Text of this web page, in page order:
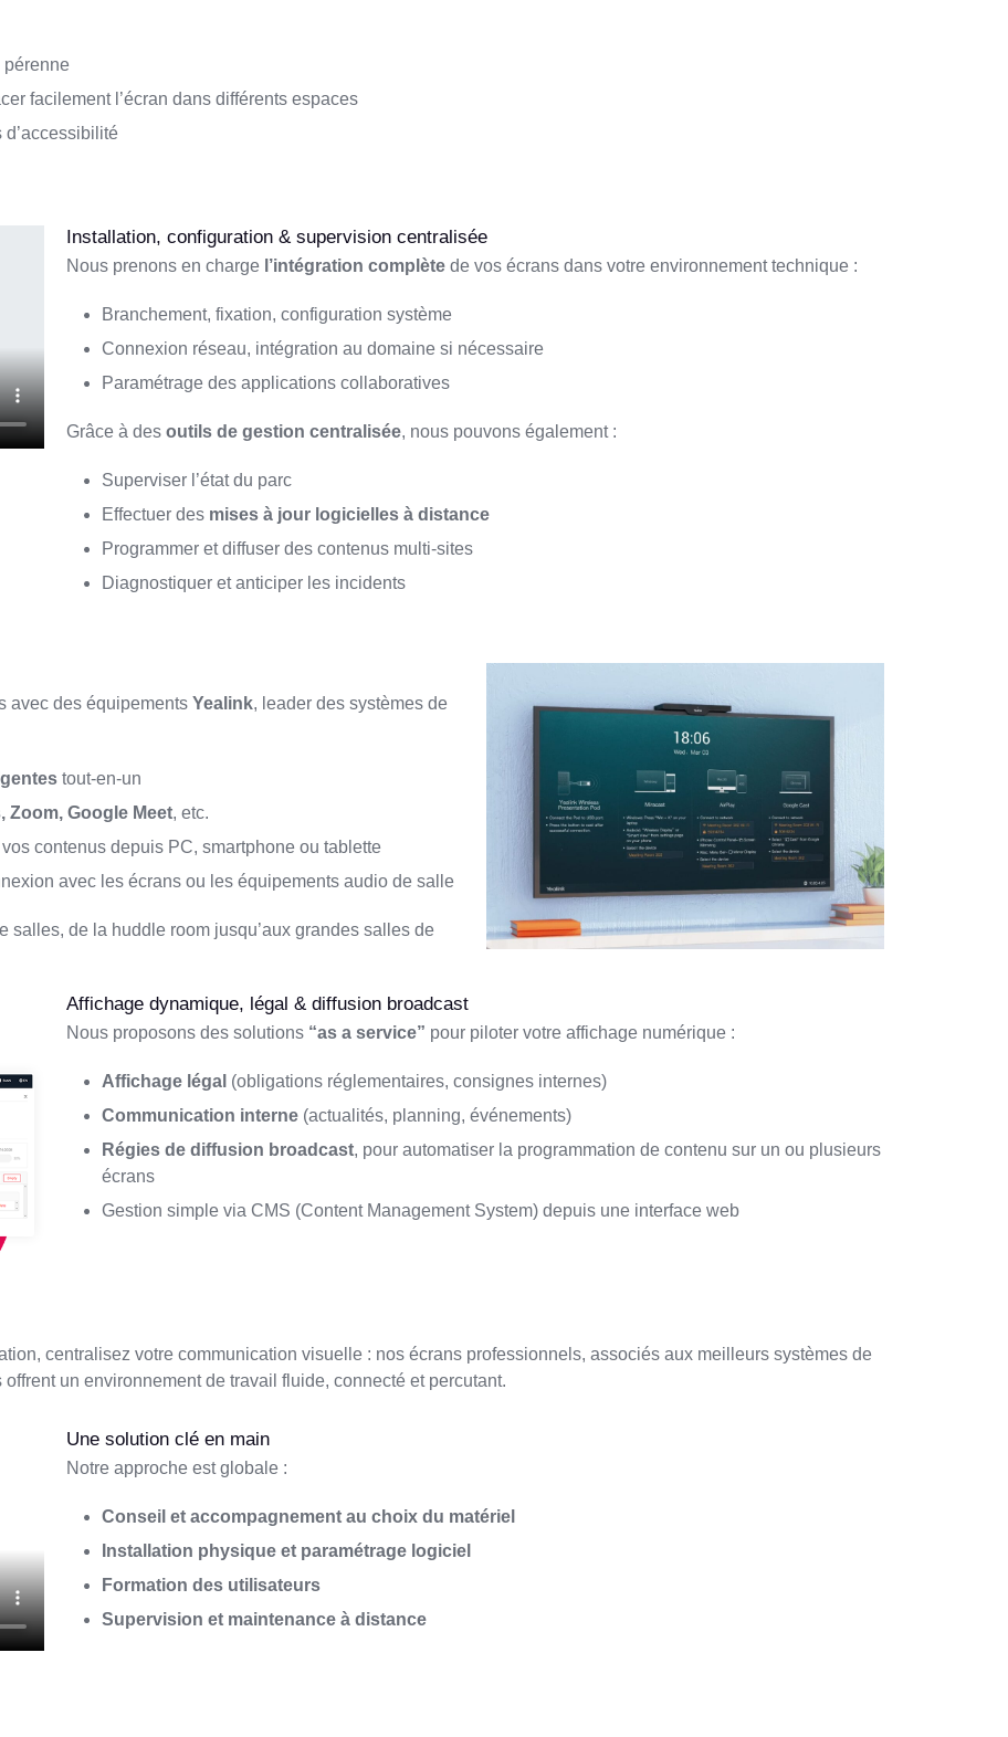
pérenne
facilement l’écran dans différents espaces
Installation, configuration & supervision centralisée
Nous prenons en charge l’intégration complètede vos écrans dans votre environnement technique :
Branchement, fixation, configuration système
Connexion réseau, intégration au domaine si nécessaire
Paramétrage des applications collaboratives
Grâce à des outils de gestion centralisée, nous pouvons également :
Superviser l’état du parc
Effectuer des mises à jour logicielles à distance
Programmer et diffuser des contenus multi-sites
Diagnostiquer et anticiper les incidents
avec des équipements Yealink, leader des systèmes de
tout-en-un
Zoom, Google Meet, etc.
contenus depuis PC, smartphone ou tablette
avec les écrans ou les équipements audio de salle
salles, de la huddle room jusqu’aux grandes salles de
Affichage dynamique, légal & diffusion broadcast
Nous proposons des solutions “as a service” pour piloter votre affichage numérique :
Affichage légal (obligations réglementaires, consignes internes)
Communication interne(actualités, planning, événements)
Régies de diffusion broadcast, pour automatiser la programmation de contenu sur un ou plusieurs
écrans
Gestion simple via CMS (Content Management System) depuis une interface web
centralisez votre communication visuelle : nos écrans professionnels, associés aux meilleurs systèmes de
un environnement de travail fluide, connecté et percutant.
Une solution clé en main
Notre approche est globale :
Conseil et accompagnement au choix du matériel
Installation physique et paramétrage logiciel
Formation des utilisateurs
Supervision et maintenance à distance